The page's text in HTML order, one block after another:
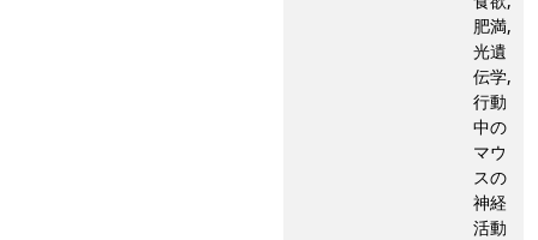
肥満,
光遺
伝学,
行動
中の
マウ
スの
神経
活動